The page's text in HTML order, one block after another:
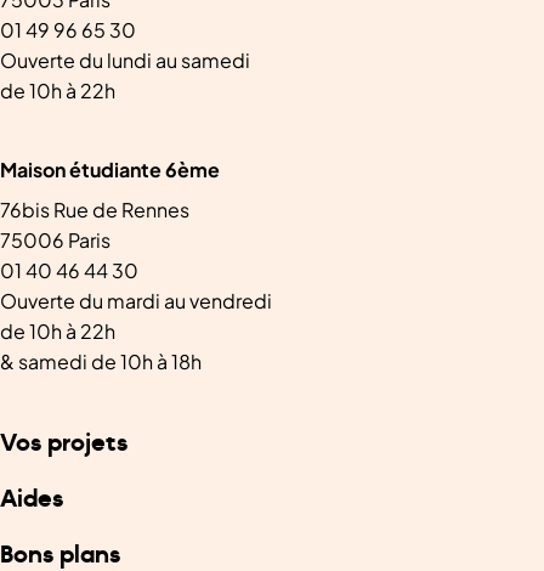
01 49 96 65 30
Ouverte du lundi au samedi
de 10h à 22h
Maison étudiante 6ème
76bis Rue de Rennes
75006 Paris
01 40 46 44 30
Ouverte du mardi au vendredi
de 10h à 22h
& samedi de 10h à 18h
Vos projets
Aides
Bons plans